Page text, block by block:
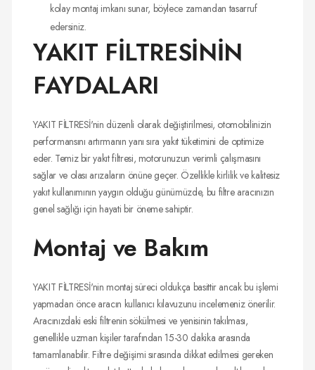
kolay montaj imkanı sunar, böylece zamandan tasarruf
edersiniz.
YAKIT FİLTRESİNİN
FAYDALARI
YAKIT FİLTRESİ'nin düzenli olarak değiştirilmesi, otomobilinizin
performansını artırmanın yanı sıra yakıt tüketimini de optimize
eder. Temiz bir yakıt filtresi, motorunuzun verimli çalışmasını
sağlar ve olası arızaların önüne geçer. Özellikle kirlilik ve kalitesiz
yakıt kullanımının yaygın olduğu günümüzde, bu filtre aracınızın
genel sağlığı için hayati bir öneme sahiptir.
Montaj ve Bakım
YAKIT FİLTRESİ'nin montaj süreci oldukça basittir ancak bu işlemi
yapmadan önce aracın kullanıcı kılavuzunu incelemeniz önerilir.
Aracınızdaki eski filtrenin sökülmesi ve yenisinin takılması,
genellikle uzman kişiler tarafından 15-30 dakika arasında
tamamlanabilir. Filtre değişimi sırasında dikkat edilmesi gereken